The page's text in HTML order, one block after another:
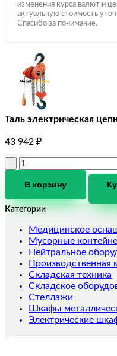
изменения курса валют и
актуальную стоимость
Спасибо за понимание.
Таль электрическая
43 942 ₽
Количество
Таль
цепная
DHP
5,0
т
12
м
В корзину
Категории
Медицинское
Мусорные
Нейтральное
Производственная
Складская техника
Складское
Стеллажи
Шкафы
Электрические